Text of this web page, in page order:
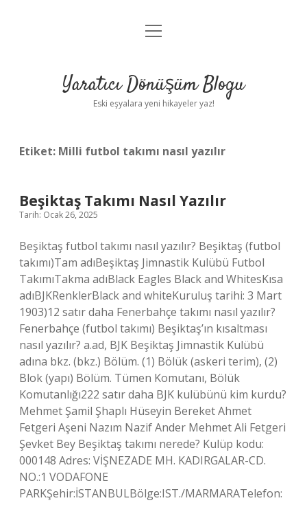
Anasayfa
Yasal Uyarı
menüyü
Yaratıcı Dönüşüm Blogu
Eski eşyalara yeni hikayeler yaz!
Etiket: Milli futbol takımı nasıl yazılır
Beşiktaş Takımı Nasıl Yazılır
Tarih: Ocak 26, 2025
Beşiktaş futbol takımı nasıl yazılır? Beşiktaş (futbol
takımı)Tam adıBeşiktaş Jimnastik Kulübü Futbol
TakımıTakma adıBlack Eagles Black and WhitesKısa
adıBJKRenklerBlack and whiteKuruluş tarihi: 3 Mart
1903)12 satır daha Fenerbahçe takımı nasıl yazılır?
Fenerbahçe (futbol takımı) Beşiktaş’ın kısaltması
nasıl yazılır? a.ad, BJK Beşiktaş Jimnastik Kulübü
adına bkz. (bkz.) Bölüm. (1) Bölük (askeri terim), (2)
Blok (yapı) Bölüm. Tümen Komutanı, Bölük
Komutanlığı222 satır daha BJK kulübünü kim kurdu?
Mehmet Şamil Şhaplı Hüseyin Bereket Ahmet
Fetgeri Aşeni Nazım Nazif Ander Mehmet Ali Fetgeri
Şevket Bey Beşiktaş takımı nerede? Kulüp kodu:
000148 Adres: VİŞNEZADE MH. KADIRGALAR-CD.
NO.:1 VODAFONE
PARKŞehir:İSTANBULBölge:IST./MARMARATelefon: